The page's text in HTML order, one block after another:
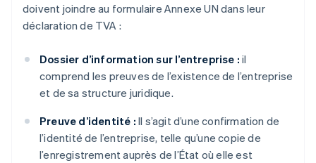
doivent joindre au formulaire Annexe UN dans leur
déclaration de TVA :
Dossier d’information sur l’entreprise : il
comprend les preuves de l’existence de l’entreprise
et de sa structure juridique.
Preuve d’identité : Il s’agit d’une confirmation de
l’identité de l’entreprise, telle qu’une copie de
l’enregistrement auprès de l’État où elle est